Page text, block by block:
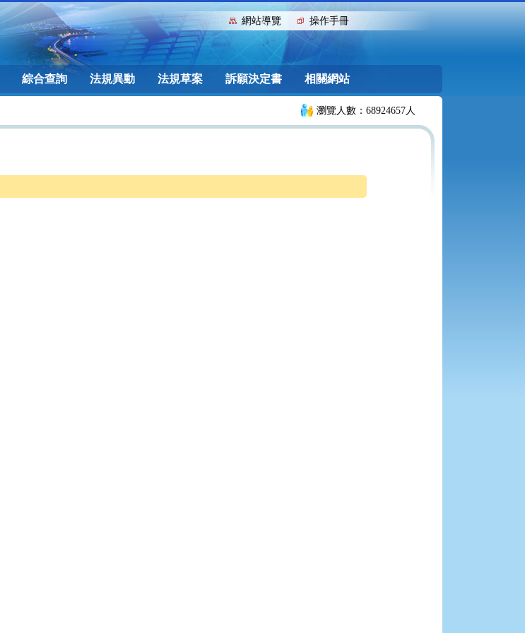
::: 網站導覽 操作手冊
綜合查詢 法規異動 法規草案 訴願決定書 相關網站
瀏覽人數：68924657人